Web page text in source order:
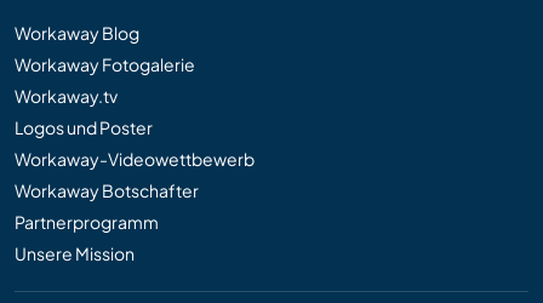
Workaway Blog
Workaway Fotogalerie
Workaway.tv
Logos und Poster
Workaway-Videowettbewerb
Workaway Botschafter
Partnerprogramm
Unsere Mission